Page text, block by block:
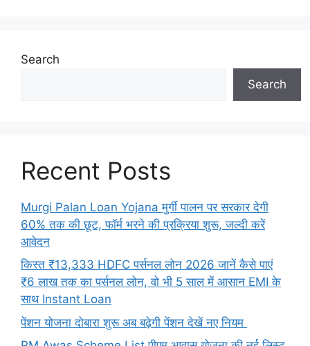
Search
Search
Recent Posts
Murgi Palan Loan Yojana मुर्गी पालन पर सरकार देगी
60% तक की छूट, फॉर्म भरने की प्रक्रिया शुरू, जल्दी करें
आवेदन
किस्त ₹13,333 HDFC पर्सनल लोन 2026 जानें कैसे पाएं
₹6 लाख तक का पर्सनल लोन, वो भी 5 साल में आसान EMI के
साथ Instant Loan
पेंशन योजना दोबारा शुरू अब बढ़ेगी पेंशन देखें नए नियम